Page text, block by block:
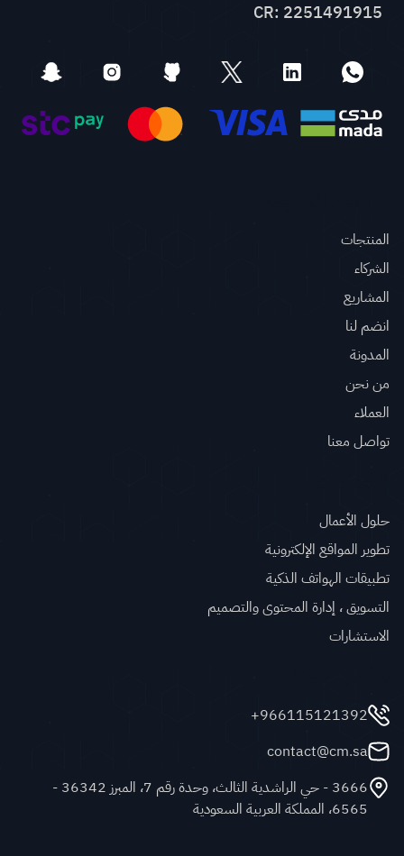
CR: 2251491915
المنتجات
الشركاء
المشاريع
انضم لنا
المدونة
من نحن
العملاء
تواصل معنا
حلول الأعمال
تطوير المواقع الإلكترونية
تطبيقات الهواتف الذكية
التسويق ، إدارة المحتوى والتصميم
الاستشارات
966115121392+
contact@cm.sa
3666 - حي الراشدية الثالث، وحدة رقم 7، المبرز 36342 -
6565، المملكة العربية السعودية